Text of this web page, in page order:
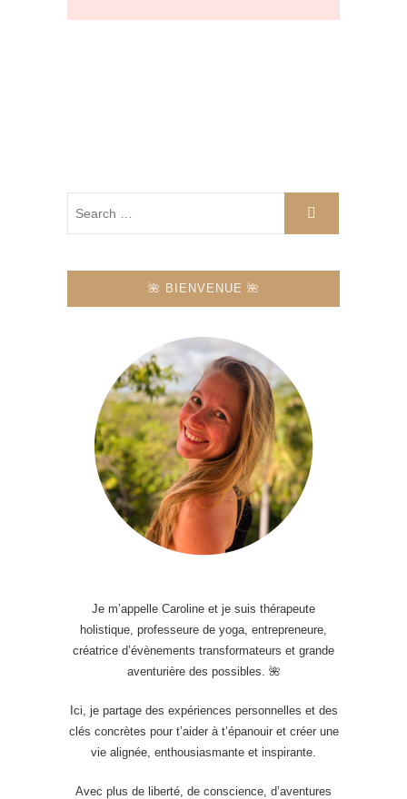
🌺 BIENVENUE 🌺
Je m’appelle Caroline et je suis thérapeute
holistique, professeure de yoga, entrepreneure,
créatrice d’évènements transformateurs et grande
aventurière des possibles. 🌺
Ici, je partage des expériences personnelles et des
clés concrètes pour t’aider à t’épanouir et créer une
vie alignée, enthousiasmante et inspirante.
Avec plus de liberté, de conscience, d’aventures